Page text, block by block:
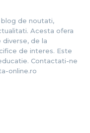
de noutati,
Acesta ofera
de la
de interes. Este
Contactati-ne
online.ro